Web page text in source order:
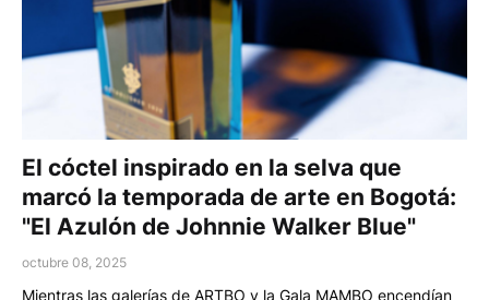
El cóctel inspirado en la selva que
marcó la temporada de arte en Bogotá:
"El Azulón de Johnnie Walker Blue"
octubre 08, 2025
Mientras las galerías de ARTBO y la Gala MAMBO encendían